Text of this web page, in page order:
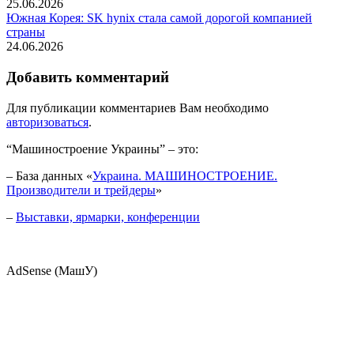
25.06.2026
Южная Корея: SK hynix стала самой дорогой компанией
страны
24.06.2026
Добавить комментарий
Для публикации комментариев Вам необходимо
авторизоваться.
“Машиностроение Украины” – это:
– База данных «Украина. МАШИНОСТРОЕНИЕ.
Производители и трейдеры»
– Выставки, ярмарки, конференции
AdSense (МашУ)